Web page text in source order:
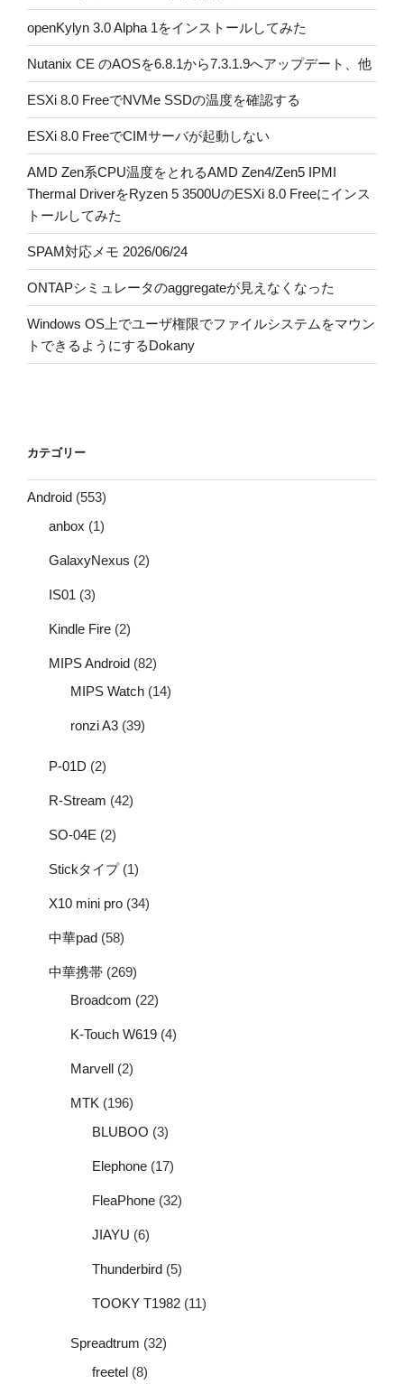
openKylyn 3.0 Alpha 1をインストールしてみた
Nutanix CE のAOSを6.8.1から7.3.1.9へアップデート、他
ESXi 8.0 FreeでNVMe SSDの温度を確認する
ESXi 8.0 FreeでCIMサーバが起動しない
AMD Zen系CPU温度をとれるAMD Zen4/Zen5 IPMI
Thermal DriverをRyzen 5 3500UのESXi 8.0 Freeにインス
トールしてみた
SPAM対応メモ 2026/06/24
ONTAPシミュレータのaggregateが見えなくなった
Windows OS上でユーザ権限でファイルシステムをマウン
トできるようにするDokany
カテゴリー
Android (553)
anbox (1)
GalaxyNexus (2)
IS01 (3)
Kindle Fire (2)
MIPS Android (82)
MIPS Watch (14)
ronzi A3 (39)
P-01D (2)
R-Stream (42)
SO-04E (2)
Stickタイプ(1)
X10 mini pro (34)
中華pad (58)
中華携帯 (269)
Broadcom (22)
K-Touch W619 (4)
Marvell (2)
MTK (196)
BLUBOO (3)
Elephone (17)
FleaPhone (32)
JIAYU (6)
Thunderbird (5)
TOOKY T1982 (11)
Spreadtrum (32)
freetel (8)